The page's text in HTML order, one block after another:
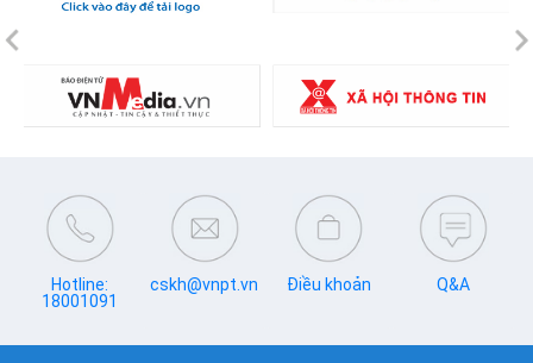
Previous
Hotline:
18001091
cskh@vnpt.vn Điều khoản Q&A